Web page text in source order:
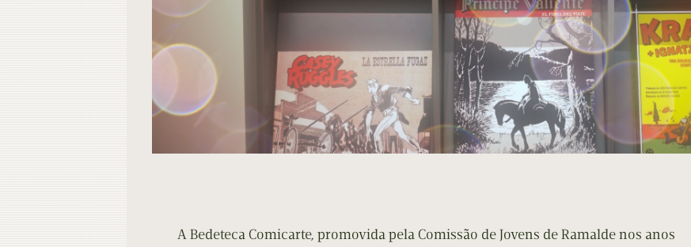
A Bedeteca Comicarte, promovida pela Comissão de Jovens de Ramalde nos anos